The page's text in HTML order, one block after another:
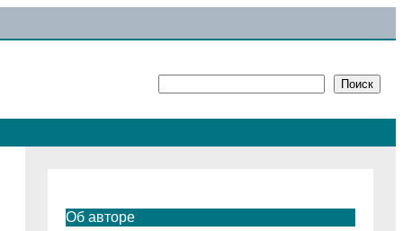
Поиск
Об авторе